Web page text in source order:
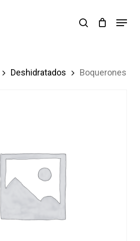
search Menu
Deshidratados Boquerones